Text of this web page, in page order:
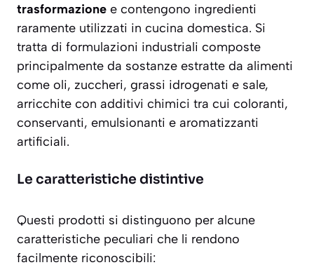
trasformazione e contengono ingredienti
raramente utilizzati in cucina domestica. Si
tratta di formulazioni industriali composte
principalmente da sostanze estratte da alimenti
come oli, zuccheri, grassi idrogenati e sale,
arricchite con additivi chimici tra cui coloranti,
conservanti, emulsionanti e aromatizzanti
artificiali.
Le caratteristiche distintive
Questi prodotti si distinguono per alcune
caratteristiche peculiari che li rendono
facilmente riconoscibili: